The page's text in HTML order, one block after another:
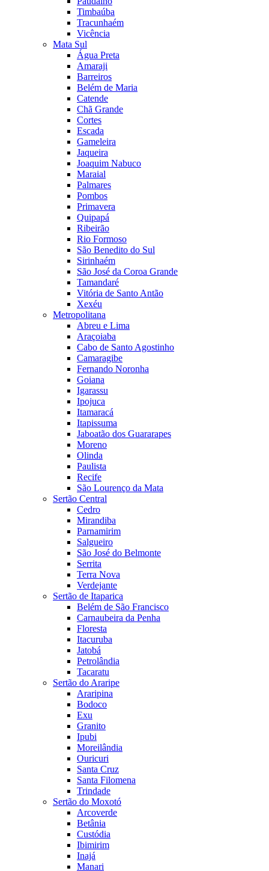
Timbaúba
Tracunhaém
Vicência
Mata Sul
Água Preta
Amaraji
Barreiros
Belém de Maria
Catende
Chã Grande
Cortes
Escada
Gameleira
Jaqueira
Joaquim Nabuco
Maraial
Palmares
Pombos
Primavera
Quipapá
Ribeirão
Rio Formoso
São Benedito do Sul
Sirinhaém
São José da Coroa Grande
Tamandaré
Vitória de Santo Antão
Xexéu
Metropolitana
Abreu e Lima
Araçoiaba
Cabo de Santo Agostinho
Camaragibe
Fernando Noronha
Goiana
Igarassu
Ipojuca
Itamaracá
Itapissuma
Jaboatão dos Guararapes
Moreno
Olinda
Paulista
Recife
São Lourenço da Mata
Sertão Central
Cedro
Mirandiba
Parnamirim
Salgueiro
São José do Belmonte
Serrita
Terra Nova
Verdejante
Sertão de Itaparica
Belém de São Francisco
Carnaubeira da Penha
Floresta
Itacuruba
Jatobá
Petrolândia
Tacaratu
Sertão do Araripe
Araripina
Bodoco
Exu
Granito
Ipubi
Moreilândia
Ouricuri
Santa Cruz
Santa Filomena
Trindade
Sertão do Moxotó
Arcoverde
Betânia
Custódia
Ibimirim
Inajá
Manari